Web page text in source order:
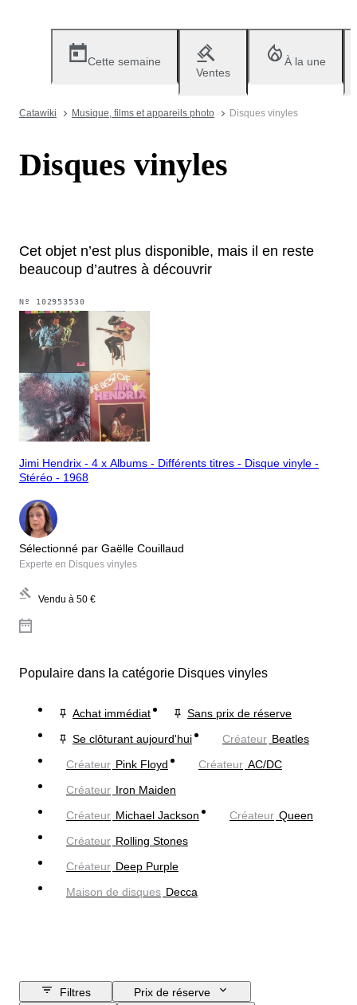
Cette semaine
Ventes
À la une
Catawiki Musique, films et appareils photo Disques vinyles
Disques vinyles
Cet objet n’est plus disponible, mais il en reste
beaucoup d’autres à découvrir
Nº 102953530
Jimi Hendrix - 4 x Albums - Différents titres - Disque vinyle -
Stéréo - 1968
Sélectionné par Gaëlle Couillaud
Experte en Disques vinyles
Vendu à 50 €
Populaire dans la catégorie Disques vinyles
Achat immédiat
Sans prix de réserve
Se clôturant aujourd'hui
Créateur Beatles
Créateur Pink Floyd Créateur AC/DC
Créateur Iron Maiden
Créateur Michael Jackson Créateur Queen
Créateur Rolling Stones
Créateur Deep Purple
Maison de disques Decca
Filtres
Prix de réserve